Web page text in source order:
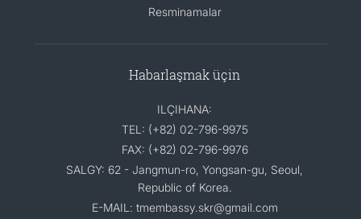
Resminamalar
Habarlaşmak üçin
ILÇIHANA:
TEL: (+82) 02-796-9975
FAX: (+82) 02-796-9976
SALGY: 62 - Jangmun-ro, Yongsan-gu, Seoul,
Republic of Korea.
E-MAIL: tmembassy.skr@gmail.com